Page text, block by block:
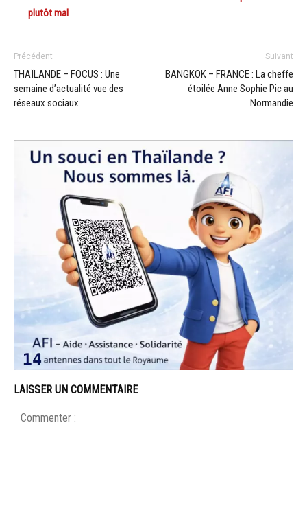
plutôt mal
Précédent
THAÏLANDE – FOCUS : Une
semaine d’actualité vue des
réseaux sociaux
Suivant
BANGKOK – FRANCE : La cheffe
étoilée Anne Sophie Pic au
Normandie
LAISSER UN COMMENTAIRE